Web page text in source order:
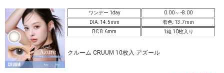
ワンデー 1day
0.00～ -8.00
DIA: 14.5mm
着色: 13.7mm
BC 8.6mm
1箱 10枚入り
クルーム CRUUM 10枚入 アズール